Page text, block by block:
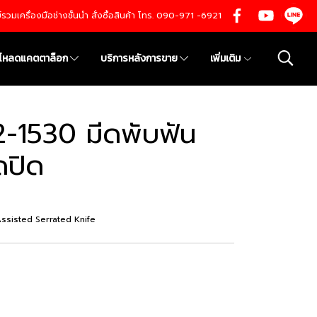
มเครื่องมือช่างชั้นนำ สั่งซื้อสินค้า โทร. 090-971 -6921
หลดแคตตาล็อก บริการหลังการขาย เพิ่มเติม
1530 มีดพับฟัน
ปิด
Serrated Knife